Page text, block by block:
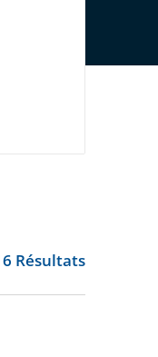
16 Résultats